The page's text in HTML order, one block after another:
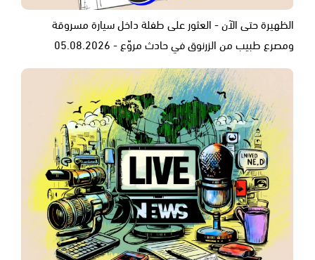
الظهيرة حتى الآن - العثور على طفلة داخل سيارة مسروقة
ومصرع طبيب من الزرنوق في حادث مروّع - 05.08.2026